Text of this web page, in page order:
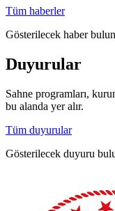
Tüm haberler
Gösterilecek haber
Duyurular
Sahne programları,
bu alanda yer alır.
Tüm duyurular
Gösterilecek duyuru